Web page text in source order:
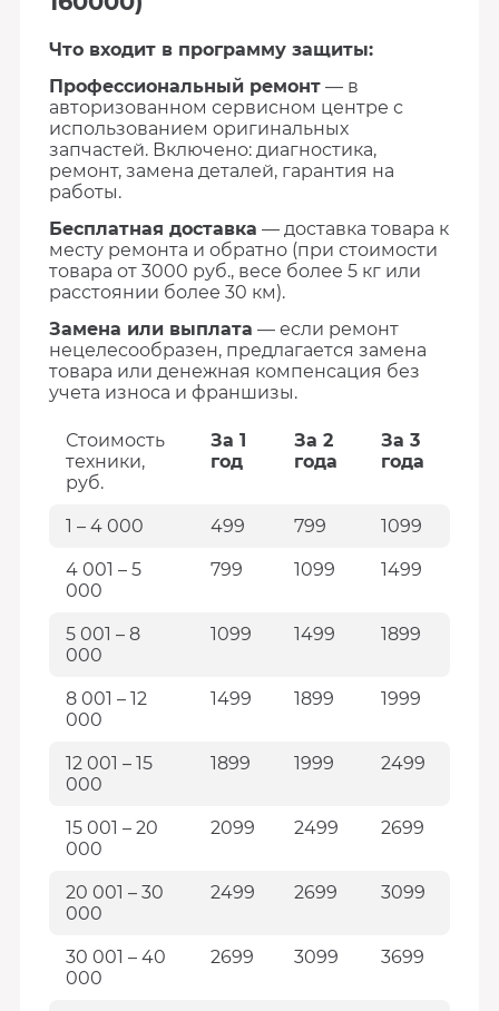
Что входит в программу защиты:
Профессиональный ремонт— в
авторизованном сервисном центре с
использованием оригинальных
запчастей. Включено: диагностика,
ремонт, замена деталей, гарантия на
работы.
Бесплатная доставка — доставка товара к
месту ремонта и обратно (при стоимости
товара от 3000 руб., весе более 5 кг или
расстоянии более 30 км).
Замена или выплата — если ремонт
нецелесообразен, предлагается замена
товара или денежная компенсация без
учета износа и франшизы.
Стоимость
техники,
руб.
За 1
год
За 2
года
За 3
года
1 – 4 000 499 799 1099
4 001 – 5
000
799 1099 1499
5 001 – 8
000
1099 1499 1899
8 001 – 12
000
1499 1899 1999
12 001 – 15
000
1899 1999 2499
15 001 – 20
000
2099 2499 2699
20 001 – 30
000
2499 2699 3099
30 001 – 40
000
2699 3099 3699